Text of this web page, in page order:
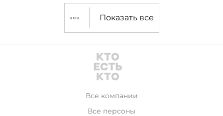
Показать все
Все компании
Все персоны